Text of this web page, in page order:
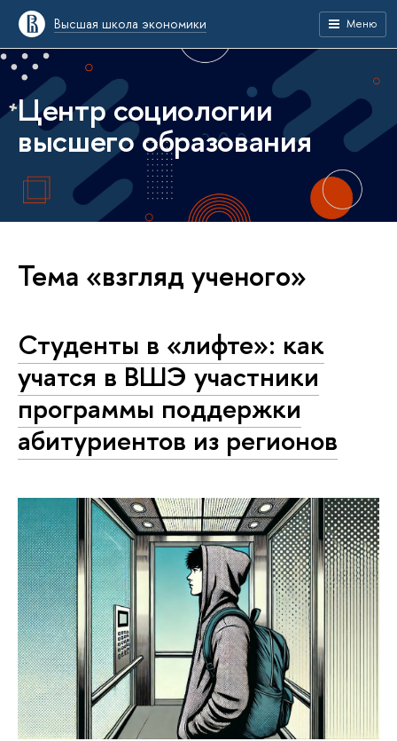
Высшая школа экономики Меню
Центр социологии
высшего образования
Тема «взгляд ученого»
Студенты в «лифте»: как
учатся в ВШЭ участники
программы поддержки
абитуриентов из регионов